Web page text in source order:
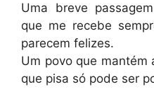
Uma breve
que me recebe
parecem felizes.
Um povo que
que pisa só pode ser